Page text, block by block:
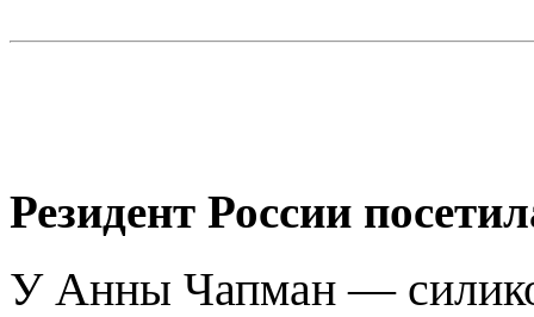
Резидент России
У Анны Чапман —